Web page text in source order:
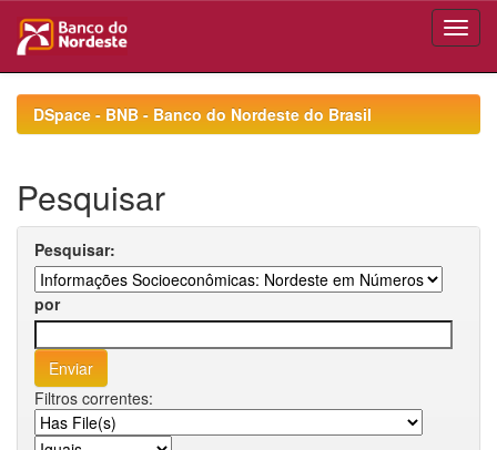
navigationDSpace - BNB - Banco do Nordeste do Brasil
Pesquisar
Pesquisar:
por
Filtros correntes: